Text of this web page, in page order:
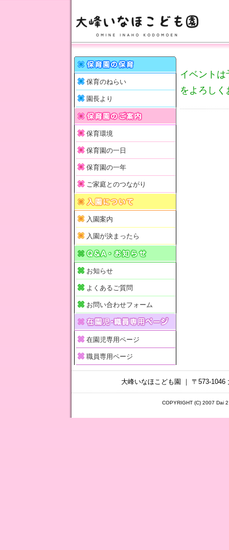
イベント
をよろし
保育のねらい
園長より
保育環境
保育園の一日
保育園の一年
ご家庭とのつながり
入園案内
入園が決まったら
お知らせ
よくあるご質問
お問い合わせフォーム
在園児専用ページ
職員専用ページ
大峰いなほこども園 ｜ 〒573-
COPYRIGHT (C) 2007 Dai